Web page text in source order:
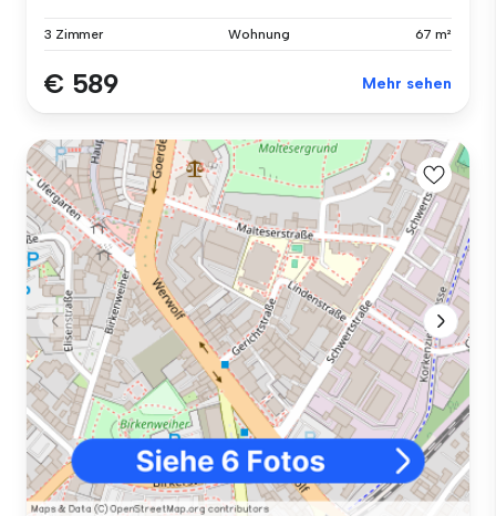
3 Zimmer Wohnung 67 m²
€ 589 Mehr sehen